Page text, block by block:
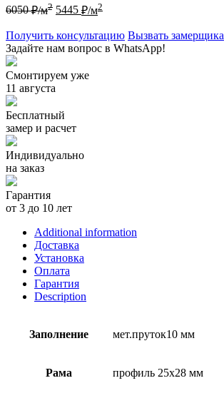
6050₽/м2 5445 ₽/м2
Получить консультацию Вызвать замерщика
Задайте нам вопрос в WhatsApp!
Смонтируем уже
11 августа
Бесплатный
замер и расчет
Индивидуально
на заказ
Гарантия
от 3 до 10 лет
Additional information
Доставка
Установка
Оплата
Гарантия
Description
Заполнение мет.пруток10 мм
Рама профиль 25х28 мм